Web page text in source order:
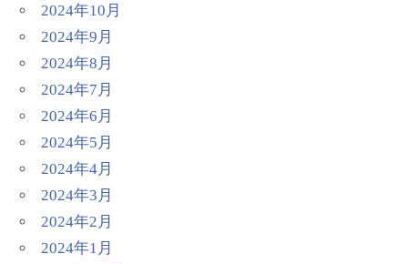
2024年10月
2024年9月
2024年8月
2024年7月
2024年6月
2024年5月
2024年4月
2024年3月
2024年2月
2024年1月